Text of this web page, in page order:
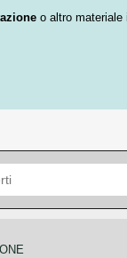
o altro